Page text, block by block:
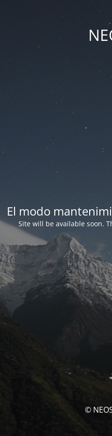
El modo
Site will be available soon.
©